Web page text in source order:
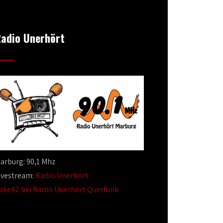
Unerhört
90,1 Mhz
Radio Unerhört
bei Radio Unerhört Querfunk